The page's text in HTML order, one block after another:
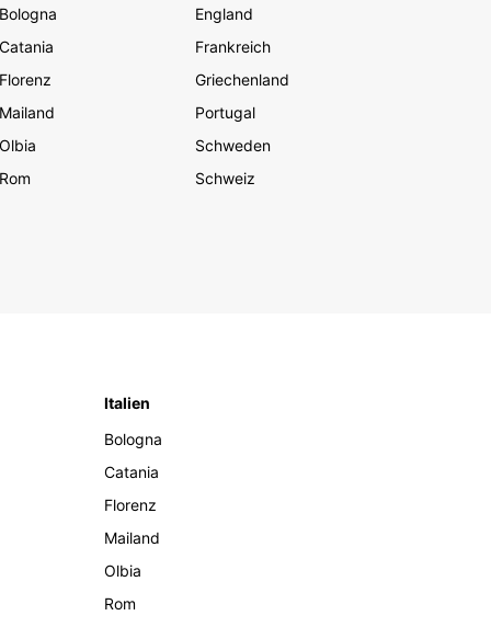
Bologna
Catania
Florenz
Mailand
Olbia
Rom
England
Frankreich
Griechenland
Portugal
Schweden
Schweiz
Italien
Bologna
Catania
Florenz
Mailand
Olbia
Rom